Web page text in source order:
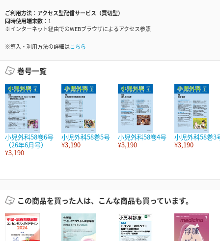
ご利用方法
アクセス型配信サービス（買切型）
同時使用端末数
1
※インターネット経由でのWEBブラウザによるアクセス参照
※導入・利用方法の詳細はこちら
巻号一覧
小児外科58巻6号
（26年6月号）
¥3,190
小児外科58巻5号
¥3,190
小児外科58巻4号
¥3,190
小児外科58巻3
¥3,190
この商品を買った人は、こんな商品も買っています。